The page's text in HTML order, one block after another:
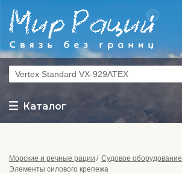
Каталог
Морские и речные рации
Судовое оборудование
Элементы силового крепежа